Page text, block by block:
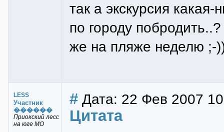
так а экскурсия
по городу
же на пляже неделю ;-
LESS
Участник
������
Приокский лесс
на юге МО
# Дата: 22 Фев 2007
Цитата